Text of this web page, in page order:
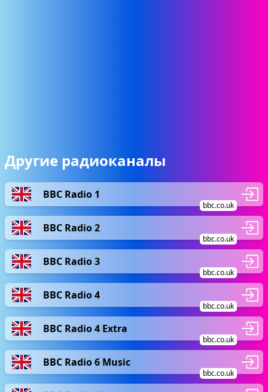
Другие радиоканалы
BBC Radio 1
bbc.co.uk
BBC Radio 2
bbc.co.uk
BBC Radio 3
bbc.co.uk
BBC Radio 4
bbc.co.uk
BBC Radio 4 Extra
bbc.co.uk
BBC Radio 6 Music
bbc.co.uk